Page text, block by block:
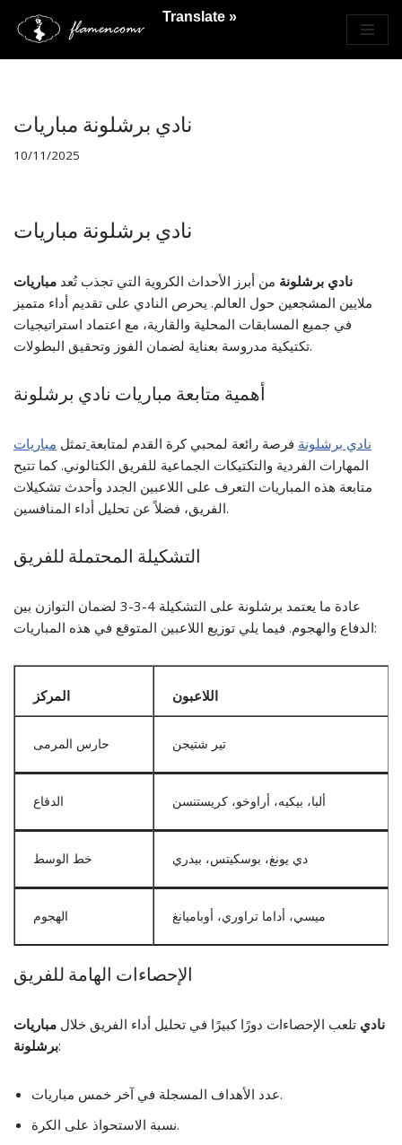
Saltar
مباريات ‎نادي برشلونة
10/11/2025
مباريات ‎نادي برشلونة
تُعد مباريات ‎نادي برشلونة من أبرز الأحداث الكروية التي تجذب
ملايين المشجعين حول العالم. يحرص النادي على تقديم أداء متميز
في جميع المسابقات المحلية والقارية، مع اعتماد استراتيجيات
تكتيكية مدروسة بعناية لضمان الفوز وتحقيق البطولات.
أهمية متابعة مباريات نادي برشلونة
تمثل مباريات ‎نادي برشلونة فرصة رائعة لمحبي كرة القدم لمتابعة
المهارات الفردية والتكتيكات الجماعية للفريق الكتالوني. كما تتيح
متابعة هذه المباريات التعرف على اللاعبين الجدد وأحدث تشكيلات
الفريق، فضلاً عن تحليل أداء المنافسين.
التشكيلة المحتملة للفريق
عادة ما يعتمد برشلونة على التشكيلة 4-3-3 لضمان التوازن بين
الدفاع والهجوم. فيما يلي توزيع اللاعبين المتوقع في هذه المباريات:
المركز اللاعبون
حارس المرمى تير شتيجن
الدفاع ألبا، بيكيه، أراوخو، كريستنسن
خط الوسط دي يونغ، بوسكيتس، بيدري
الهجوم ميسي، أداما تراوري، أوباميانغ
الإحصاءات الهامة للفريق
تلعب الإحصاءات دورًا كبيرًا في تحليل أداء الفريق خلال مباريات ‎نادي
برشلونة:
عدد الأهداف المسجلة في آخر خمس مباريات.
نسبة الاستحواذ على الكرة.
Translate »